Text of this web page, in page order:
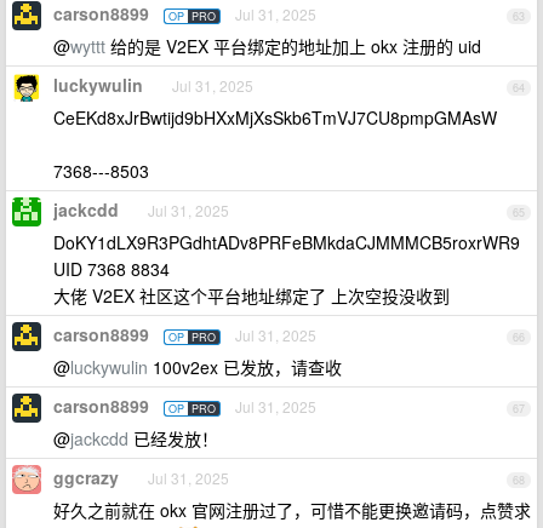
63
carson8899 OP PRO Jul 31, 2025
@wyttt 给的是 V2EX 平台绑定的地址加上 okx 注册的 uid
64
luckywulin Jul 31, 2025
CeEKd8xJrBwtijd9bHXxMjXsSkb6TmVJ7CU8pmpGMAsW
7368---8503
65
jackcdd Jul 31, 2025
DoKY1dLX9R3PGdhtADv8PRFeBMkdaCJMMMCB5roxrWR9
UID 7368 8834
大佬 V2EX 社区这个平台地址绑定了 上次空投没收到
66
carson8899 OP PRO Jul 31, 2025
@luckywulin 100v2ex 已发放，请查收
67
carson8899 OP PRO Jul 31, 2025
@jackcdd 已经发放！
68
ggcrazy Jul 31, 2025
好久之前就在 okx 官网注册过了，可惜不能更换邀请码，点赞求